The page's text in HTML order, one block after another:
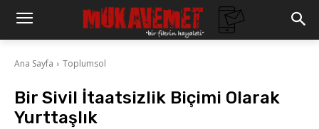
Ana Sayfa Toplumsol
Bir Sivil İtaatsizlik Biçimi Olarak
Yurttaşlık